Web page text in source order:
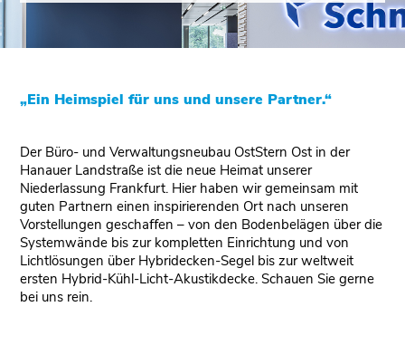
„Ein Heimspiel für uns und unsere Partner.“
Der Büro- und Verwaltungsneubau OstStern Ost in der
Hanauer Landstraße ist die neue Heimat unserer
Niederlassung Frankfurt. Hier haben wir gemeinsam mit
guten Partnern einen inspirierenden Ort nach unseren
Vorstellungen geschaﬀen – von den Bodenbelägen über die
Systemwände bis zur kompletten Einrichtung und von
Lichtlösungen über Hybridecken-Segel bis zur weltweit
ersten Hybrid-Kühl-Licht-Akustikdecke. Schauen Sie gerne
bei uns rein.